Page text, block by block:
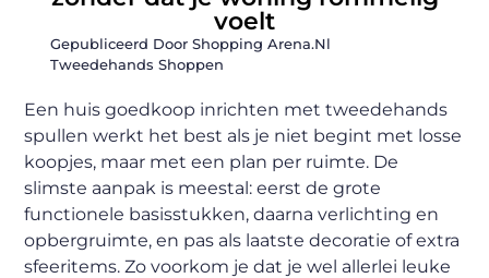
voelt
Gepubliceerd Door Shopping Arena.nl
Tweedehands Shoppen
Een huis goedkoop inrichten met tweedehands
spullen werkt het best als je niet begint met losse
koopjes, maar met een plan per ruimte. De
slimste aanpak is meestal: eerst de grote
functionele basisstukken, daarna verlichting en
opbergruimte, en pas als laatste decoratie of extra
sfeeritems. Zo voorkom je dat je wel allerlei leuke